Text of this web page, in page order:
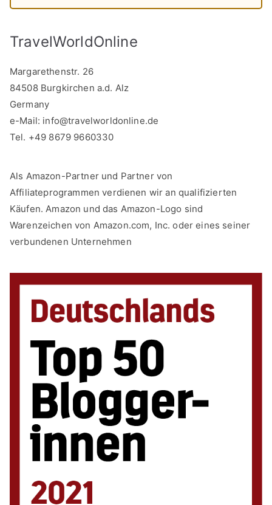
TravelWorldOnline
Margarethenstr. 26
84508 Burgkirchen a.d. Alz
Germany
e-Mail: info@travelworldonline.de
Tel. +49 8679 9660330
Als Amazon-Partner und Partner von
Affiliateprogrammen verdienen wir an qualifizierten
Käufen. Amazon und das Amazon-Logo sind
Warenzeichen von Amazon.com, Inc. oder eines seiner
verbundenen Unternehmen